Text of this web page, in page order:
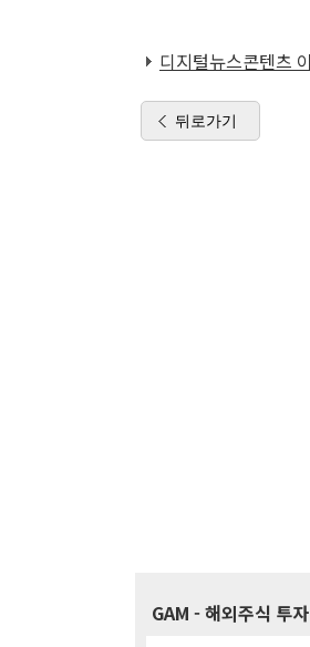
디지털뉴스콘텐츠
뒤로가기
GAM - 해외주식 투